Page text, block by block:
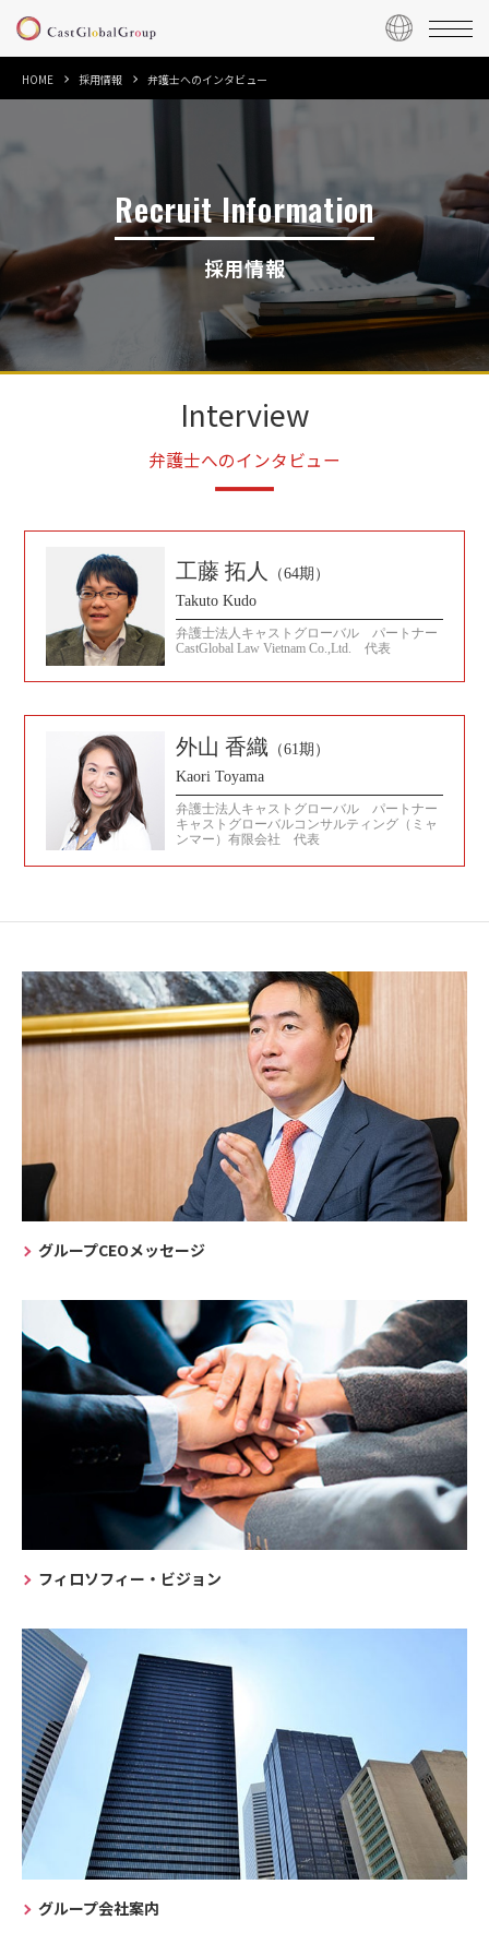
HOME 採用情報 弁護士へのインタビュー
Recruit Information
採用情報
Interview
弁護士へのインタビュー
工藤 拓人
（64期）
Takuto Kudo
弁護士法人キャストグローバル パートナー
CastGlobal Law Vietnam Co.,Ltd. 代表
外山 香織 （61期）
Kaori Toyama
弁護士法人キャストグローバル パートナー
キャストグローバルコンサルティング（ミャ
ンマー）有限会社 代表
グループCEOメッセージ
フィロソフィー・ビジョン
グループ会社案内